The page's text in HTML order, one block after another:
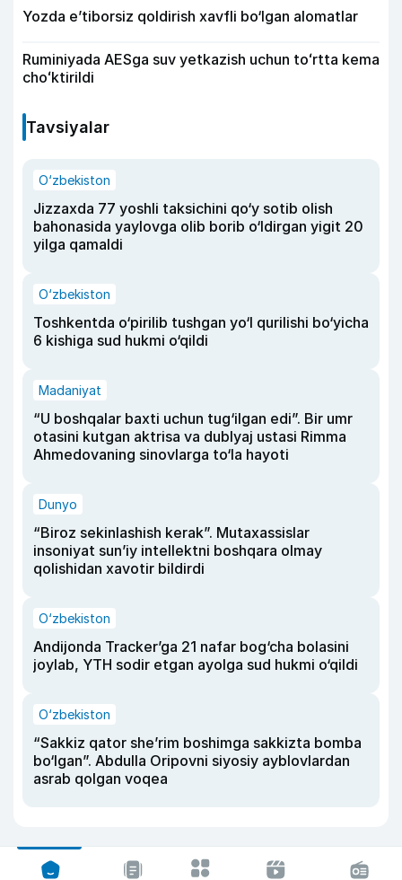
Yozda e’tiborsiz qoldirish xavfli bo‘lgan alomatlar
Ruminiyada AESga suv yetkazish uchun toʻrtta kema
choʻktirildi
Tavsiyalar
O‘zbekiston
Jizzaxda 77 yoshli taksichini qo‘y sotib olish
bahonasida yaylovga olib borib o‘ldirgan yigit 20
yilga qamaldi
O‘zbekiston
Toshkentda o‘pirilib tushgan yo‘l qurilishi bo‘yicha
6 kishiga sud hukmi o‘qildi
Madaniyat
“U boshqalar baxti uchun tug‘ilgan edi”. Bir umr
otasini kutgan aktrisa va dublyaj ustasi Rimma
Ahmedovaning sinovlarga to‘la hayoti
Dunyo
“Biroz sekinlashish kerak”. Mutaxassislar
insoniyat sun’iy intellektni boshqara olmay
qolishidan xavotir bildirdi
O‘zbekiston
Andijonda Tracker’ga 21 nafar bog‘cha bolasini
joylab, YTH sodir etgan ayolga sud hukmi o‘qildi
O‘zbekiston
“Sakkiz qator she’rim boshimga sakkizta bomba
bo‘lgan”. Abdulla Oripovni siyosiy ayblovlardan
asrab qolgan voqea